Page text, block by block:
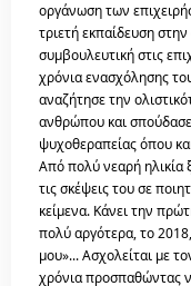
οργάνωση των
τριετή εκπαίδευση
συμβουλευτική στις
χρόνια ενασχόλησης
αναζήτησε την
ανθρώπου και
ψυχοθεραπείας όπου
Από πολύ νεαρή ηλικία
τις σκέψεις του σε
κείμενα. Κάνει την
πολύ αργότερα, το
μου»... Ασχολείται με
χρόνια προσπαθώντας